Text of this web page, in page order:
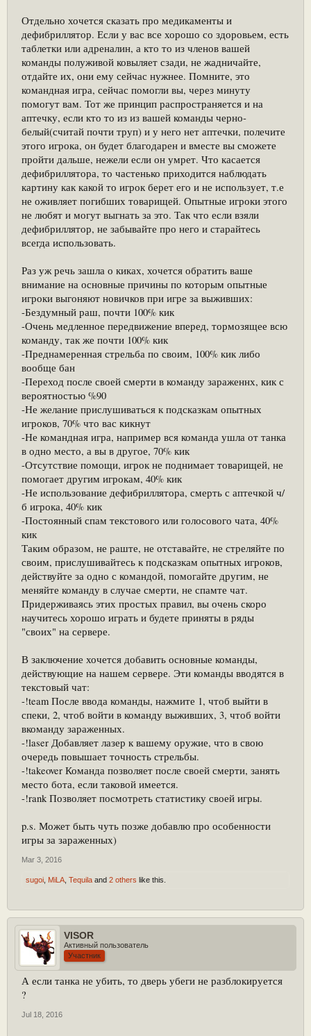
Отдельно хочется сказать про медикаменты и
дефибриллятор. Если у вас все хорошо со здоровьем, есть
таблетки или адреналин, а кто то из членов вашей
команды полуживой ковыляет сзади, не жадничайте,
отдайте их, они ему сейчас нужнее. Помните, это
командная игра, сейчас помогли вы, через минуту
помогут вам. Тот же принцип распространяется и на
аптечку, если кто то из из вашей команды черно-
белый(считай почти труп) и у него нет аптечки, полечите
этого игрока, он будет благодарен и вместе вы сможете
пройти дальше, нежели если он умрет. Что касается
дефибриллятора, то частенько приходится наблюдать
картину как какой то игрок берет его и не использует, т.е
не оживляет погибших товарищей. Опытные игроки этого
не любят и могут выгнать за это. Так что если взяли
дефибриллятор, не забывайте про него и старайтесь
всегда использовать.
Раз уж речь зашла о киках, хочется обратить ваше
внимание на основные причины по которым опытные
игроки выгоняют новичков при игре за выживших:
-Бездумный раш, почти 100% кик
-Очень медленное передвижение вперед, тормозящее всю
команду, так же почти 100% кик
-Преднамеренная стрельба по своим, 100% кик либо
вообще бан
-Переход после своей смерти в команду зараженнх, кик с
вероятностью %90
-Не желание прислушиваться к подсказкам опытных
игроков, 70% что вас кикнут
-Не командная игра, например вся команда ушла от танка
в одно место, а вы в другое, 70% кик
-Отсутствие помощи, игрок не поднимает товарищей, не
помогает другим игрокам, 40% кик
-Не использование дефибриллятора, смерть с аптечкой ч/
б игрока, 40% кик
-Постоянный спам текстового или голосового чата, 40%
кик
Таким образом, не раште, не отставайте, не стреляйте по
своим, прислушивайтесь к подсказкам опытных игроков,
действуйте за одно с командой, помогайте другим, не
меняйте команду в случае смерти, не спамте чат.
Придерживаясь этих простых правил, вы очень скоро
научитесь хорошо играть и будете приняты в ряды
"своих" на сервере.
В заключение хочется добавить основные команды,
действующие на нашем сервере. Эти команды вводятся в
текстовый чат:
-!team После ввода команды, нажмите 1, чтоб выйти в
спеки, 2, чтоб войти в команду выживших, 3, чтоб войти
вкоманду зараженных.
-!laser Добавляет лазер к вашему оружие, что в свою
очередь повышает точность стрельбы.
-!takeover Команда позволяет после своей смерти, занять
место бота, если таковой имеется.
-!rank Позволяет посмотреть статистику своей игры.
p.s. Может быть чуть позже добавлю про особенности
игры за зараженных)
Mar 3, 2016
sugoi MiLA Tequila and 2 others like this.
VISOR
Активный пользователь
Участник
А если танка не убить, то дверь убеги не разблокируется
?
Jul 18, 2016